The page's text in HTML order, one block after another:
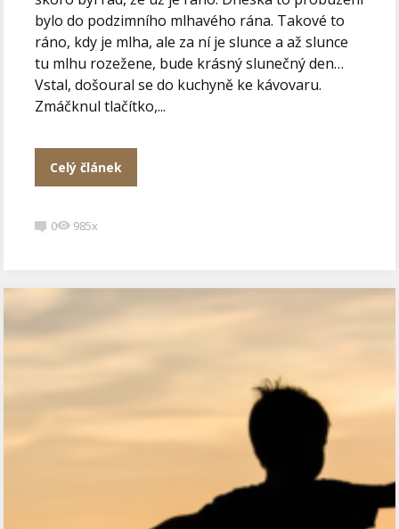
bylo do podzimního mlhavého rána. Takové to
ráno, kdy je mlha, ale za ní je slunce a až slunce
tu mlhu rozežene, bude krásný slunečný den…
Vstal, došoural se do kuchyně ke kávovaru.
Zmáčknul tlačítko,...
Celý článek
0 985x